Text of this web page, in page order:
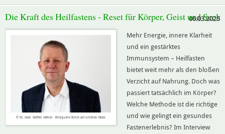
Die Kraft des Heilfastens - Reset für Körper, Geist und Seele
06.03.2025
© Dr. med. Steffen Häfner - Bildquelle Klinik am schönen Moos
Mehr Energie, innere Klarheit
und ein gestärktes
Immunsystem – Heilfasten
bietet weit mehr als den bloßen
Verzicht auf Nahrung. Doch was
passiert tatsächlich im Körper?
Welche Methode ist die richtige
und wie gelingt ein gesundes
Fastenerlebnis? Im Interview